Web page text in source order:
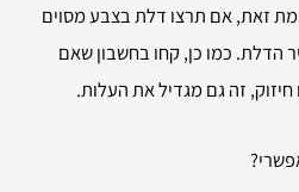
זאת, אם תרצו דלת בצבע מסוים
הדלת. כמו כן, קחו בחשבון שאם
זה גם מגדיל את העלות.